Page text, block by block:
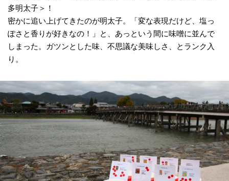
多明太子＞！
密かに追い上げてきたのが明太子。「変な表現だけど、塩っ
ぽさと香りが好きなの！」と、あっという間に味噌に並んで
しまった。ガツンとした味、不思議な美味しさ、とランク入
り。